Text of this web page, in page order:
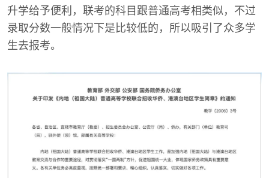
升学给予便利，联考的科目跟普通高考相类似，不过
录取分数一般情况下是比较低的，所以吸引了众多学
生去报考。